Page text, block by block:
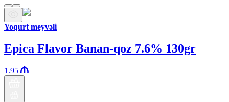
Yoqurt meyvəli
Epica Flavor Banan-qoz 7.6% 130gr
1.95